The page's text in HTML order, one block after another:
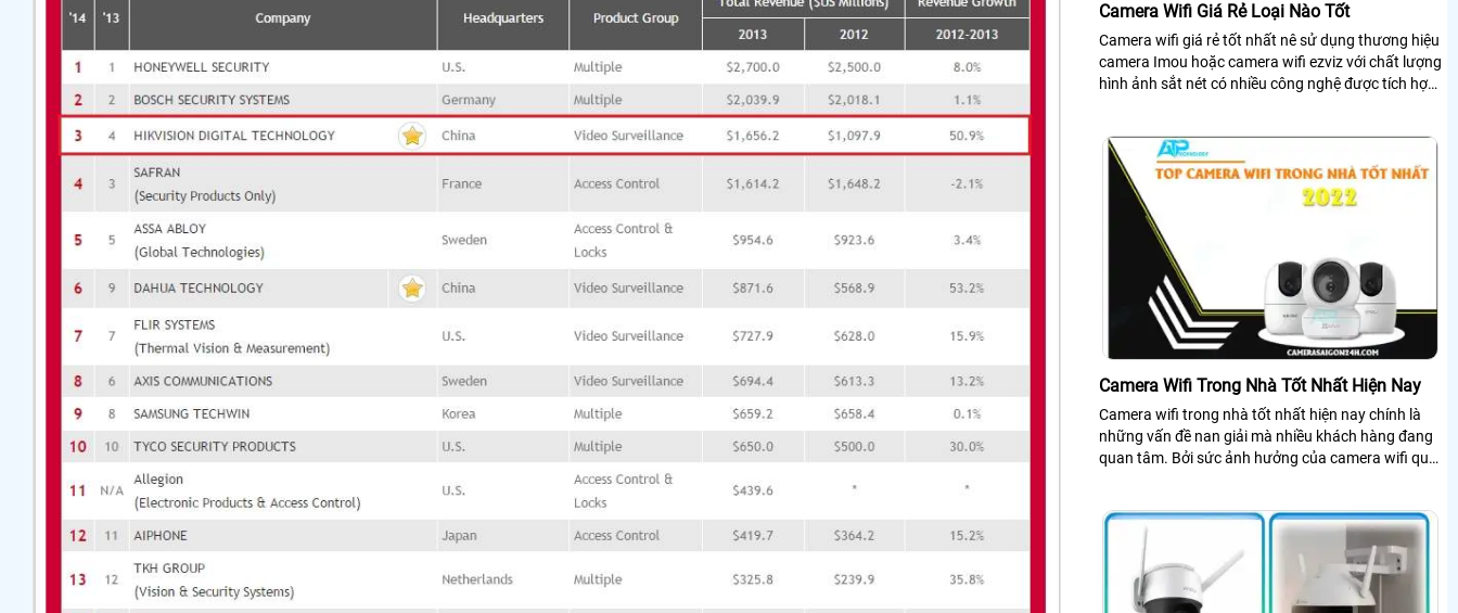
Camera Wifi Giá Rẻ Loại Nào Tốt
Camera wifi giá rẻ tốt nhất nê sử dụng thương hiệu
camera Imou hoặc camera wifi ezviz với chất lượng
hình ảnh sắt nét có nhiều công nghệ được tích hợp
Camera Wifi Trong Nhà Tốt Nhất Hiện Nay
Camera wifi trong nhà tốt nhất hiện nay chính là
những vấn đề nan giải mà nhiều khách hàng đang
quan tâm. Bởi sức ảnh hưởng của camera wifi quá